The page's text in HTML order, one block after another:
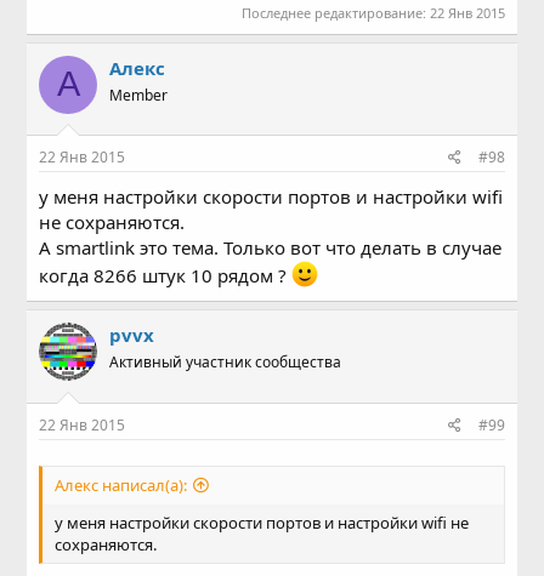
Последнее редактирование: 22 Янв 2015
А Алекс
Member
22 Янв 2015 #98
у меня настройки скорости портов и настройки wifi
не сохраняются.
А smartlink это тема. Только вот что делать в случае
когда 8266 штук 10 рядом ?
pvvx
Активный участник сообщества
22 Янв 2015 #99
Алекс написал(а):
у меня настройки скорости портов и настройки wifi не
сохраняются.